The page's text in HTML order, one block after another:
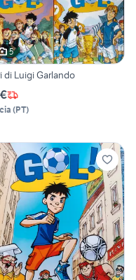
5
di Luigi Garlando
(PT)